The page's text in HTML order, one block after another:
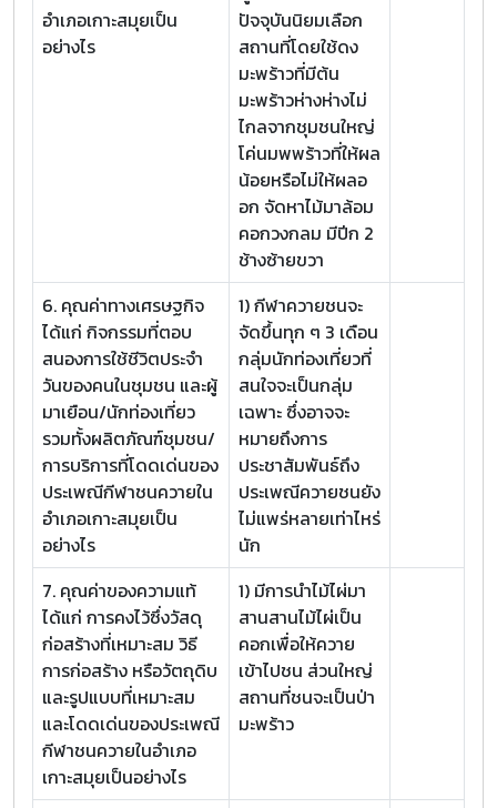
อำเภอเกาะสมุยเป็น
อย่างไร
ปัจจุบันนิยมเลือก
สถานที่โดยใช้ดง
มะพร้าวที่มีต้น
มะพร้าวห่างห่างไม่
ไกลจากชุมชนใหญ่
โค่นมพพร้าวที่ให้ผล
น้อยหรือไม่ให้ผลอ
อก จัดหาไม้มาล้อม
คอกวงกลม มีปีก 2
ช้างซ้ายขวา
6. คุณค่าทางเศรษฐกิจ
ได้แก่ กิจกรรมที่ตอบ
สนองการใช้ชีวิตประจำ
วันของคนในชุมชน และผู้
มาเยือน/นักท่องเที่ยว
รวมทั้งผลิตภัณฑ์ชุมชน/
การบริการที่โดดเด่นของ
ประเพณีกีฬาชนควายใน
อำเภอเกาะสมุยเป็น
อย่างไร
1) กีฬาควายชนจะ
จัดขึ้นทุก ๆ 3 เดือน
กลุ่มนักท่องเที่ยวที่
สนใจจะเป็นกลุ่ม
เฉพาะ ซึ่งอาจจะ
หมายถึงการ
ประชาสัมพันธ์ถึง
ประเพณีควายชนยัง
ไม่แพร่หลายเท่าไหร่
นัก
7. คุณค่าของความแท้
ได้แก่ การคงไว้ซึ่งวัสดุ
ก่อสร้างที่เหมาะสม วิธี
การก่อสร้าง หรือวัตถุดิบ
และรูปแบบที่เหมาะสม
และโดดเด่นของประเพณี
กีฬาชนควายในอำเภอ
เกาะสมุยเป็นอย่างไร
1) มีการนำไม้ไผ่มา
สานสานไม้ไผ่เป็น
คอกเพื่อให้ควาย
เข้าไปชน ส่วนใหญ่
สถานที่ชนจะเป็นป่า
มะพร้าว